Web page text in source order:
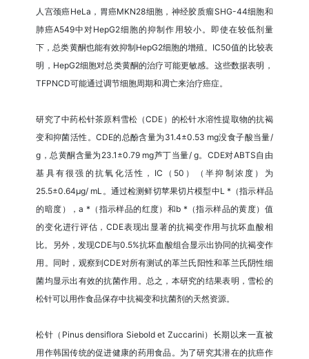
人宫颈癌HeLa，胃癌MKN28细胞，神经胶质瘤SHG-44细胞和
肺癌A549中对HepG2细胞的抑制作用较小。即使在较低剂量
下，总类黄酮也能有效抑制HepG2细胞的增殖。IC50值的比较表
明，HepG2细胞对总类黄酮的治疗可能更敏感。这些数据表明，
TFPNCD可能通过调节细胞周期和凋亡来治疗癌症。
研究了中药松针茶原料雪松（CDE）的松针水溶性提取物的抗褐
变和抑菌活性。CDE的总酚含量为31.4±0.53 mg没食子酸当量/
g，总黄酮含量为23.1±0.79 mg芦丁当量/ g。CDE对ABTS自由
基具有很强的抗氧化活性，IC（50）（半抑制浓度）为
25.5±0.64μg/ mL。通过检测鲜切苹果切片模型中L *（指示样品
的暗度），a *（指示样品的红度）和b *（指示样品的黄度）值
的变化进行评估，CDE表现出显著的抗褐变作用与抗坏血酸相
比。另外，发现CDE与0.5%抗坏血酸组合显示出协同的抗褐变作
用。同时，观察到CDE对所有测试的革兰氏阳性和革兰氏阴性细
菌均显示出有效的抗菌作用。总之，本研究的结果表明，雪松的
松针可以用作食品保存中抗褐变和抗菌剂的天然资源。
松针（Pinus densiflora Siebold et Zuccarini）长期以来一直被
用作韩国传统的促进健康的药用食品。为了研究其潜在的抗癌作